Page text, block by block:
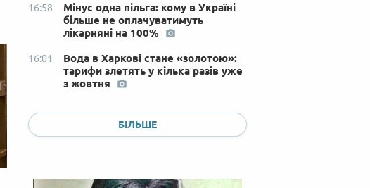
16:58
Мінус одна пільга: кому в Україні
більше не оплачуватимуть
лікарняні на 100%
16:01
Вода в Харкові стане «золотою»:
тарифи злетять у кілька разів уже
з жовтня
математика: чому ППО пропускає
балістику і до чого тут світове
вартості, а за борги можна
БІЛЬШЕ